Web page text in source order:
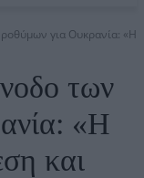
για Ουκρανία: «Η
των
«Η
και